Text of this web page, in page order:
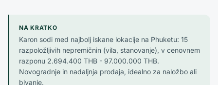
NA KRATKO
Karon sodi med najbolj iskane lokacije na Phuketu: 15
razpoložljivih nepremičnin (vila, stanovanje), v cenovnem
razponu 2.694.400 THB - 97.000.000 THB.
Novogradnje in nadaljnja prodaja, idealno za naložbo ali
bivanje.